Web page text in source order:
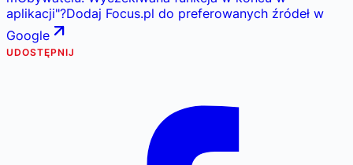
aplikacji"?Dodaj Focus.pl do preferowanych źródeł w
Google
UDOSTĘPNIJ